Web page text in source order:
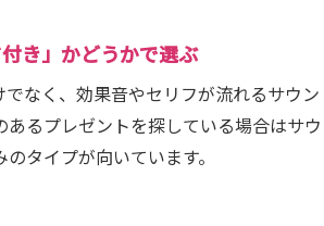
き」かどうかで選ぶ
なく、効果音やセリフが流れるサウ
るプレゼントを探している場合はサ
タイプが向いています。